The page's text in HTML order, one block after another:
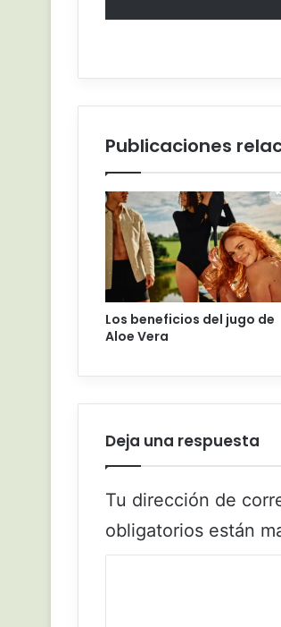
Publicaciones
Los beneficios del jugo de
Aloe Vera
Deja una respuesta
Tu dirección de
obligatorios están